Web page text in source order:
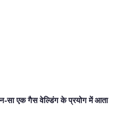
सा एक गैस वेल्डिंग के प्रयोग में आता